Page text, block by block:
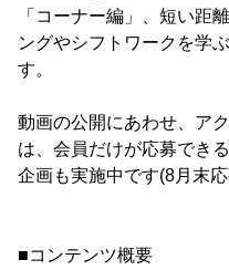
「コーナー編」、短い距
ングやシフトワークを学
す。
動画の公開にあわせ、ア
は、会員だけが応募でき
企画も実施中です(8月末応
■コンテンツ概要